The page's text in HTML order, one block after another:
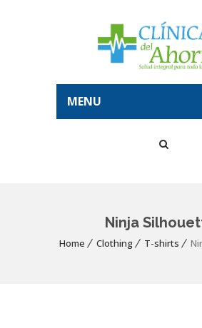
MENU
Ninja
Home Clothing T-shirts